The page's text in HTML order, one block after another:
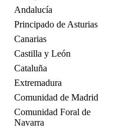
Andalucía
Principado de Asturias
Canarias
Castilla y León
Cataluña
Extremadura
Comunidad de Madrid
Comunidad Foral de
Navarra